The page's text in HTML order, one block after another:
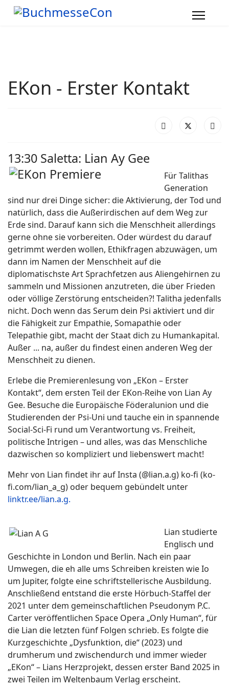
EKon - Erster Kontakt
13:30 Saletta: Lian Ay Gee
Für Talithas
Generation
sind nur drei Dinge sicher: die Aktivierung, der Tod und
natürlich, dass die Außerirdischen auf dem Weg zur
Erde sind. Darauf kann sich die Menschheit allerdings
gerne ohne sie vorbereiten. Oder würdest du darauf
getrimmt werden wollen, Ethikfragen abzuwägen, um
dann im Namen der Menschheit auf die
diplomatischste Art Sprachfetzen aus Aliengehirnen zu
sammeln und Missionen anzutreten, die über Frieden
oder völlige Zerstörung entscheiden?! Talitha jedenfalls
nicht. Doch wenn das Serum dein Psi aktiviert und dir
die Fähigkeit zur Empathie, Somapathie oder
Telepathie gibt, macht der Staat dich zu Humankapital.
Außer ... na, außer du findest einen anderen Weg der
Menschheit zu dienen.
Erlebe die Premierenlesung von „EKon – Erster
Kontakt“, dem ersten Teil der EKon-Reihe von Lian Ay
Gee. Besuche die Europäische Föderalunion und die
Studierenden der Psi-Uni und tauche ein in spannende
Social-Sci-Fi rund um Verantwortung vs. Freiheit,
politische Intrigen – und alles, was das Menschliche
dazwischen so kompliziert und liebenswert macht!
Mehr von Lian findet ihr auf Insta (@lian.a.g) ko-fi (ko-
fi.com/lian_a_g) oder bequem gebündelt unter
linktr.ee/lian.a.g.
Lian studierte
Englisch und
Geschichte in London und Berlin. Nach ein paar
Umwegen, die eh alle ums Schreiben kreisten wie Io
um Jupiter, folgte eine schriftstellerische Ausbildung.
Anschließend entstand die erste Hörbuch-Staffel der
2021 unter dem gemeinschaftlichen Pseudonym P.C.
Carter veröffentlichen Space Opera „Only Human“, für
die Lian die letzten fünf Folgen schrieb. Es folgte die
Kurzgeschichte „Dysfunktion, die“ (2023) und
drumherum und zwischendurch und immer wieder
„EKon“ – Lians Herzprojekt, dessen erster Band 2025 in
zwei Teilen im Weltenbaum Verlag erscheint.